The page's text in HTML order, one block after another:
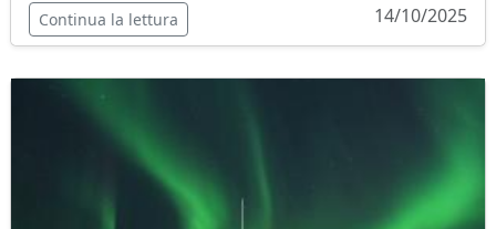
Continua la lettura 14/10/2025